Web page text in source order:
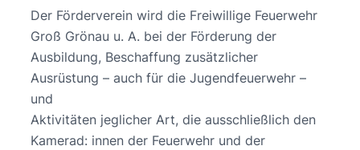
Der Förderverein wird die Freiwillige Feuerwehr
Groß Grönau u. A. bei der Förderung der
Ausbildung, Beschaffung zusätzlicher
Ausrüstung – auch für die Jugendfeuerwehr –
und
Aktivitäten jeglicher Art, die ausschließlich den
Kamerad: innen der Feuerwehr und der